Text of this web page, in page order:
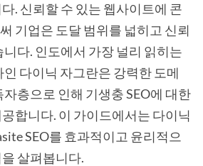
. 신뢰할 수 있는 웹사이트에 콘
기업은 도달 범위를 넓히고 신뢰
다. 인도에서 가장 널리 읽히는
다이닉 자그란은 강력한 도메
층으로 인해 기생충 SEO에 대한
합니다. 이 가이드에서는 다이닉
SEO를 효과적이고 윤리적으
살펴봅니다.